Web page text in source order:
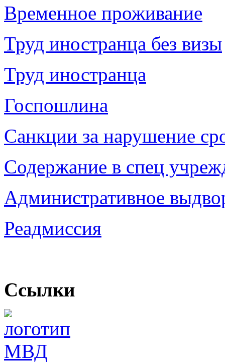
Временное проживание
Труд иностранца без визы
Труд иностранца
Госпошлина
Санкции за нарушение
Содержание в спец
Административное
Реадмиссия
Ссылки